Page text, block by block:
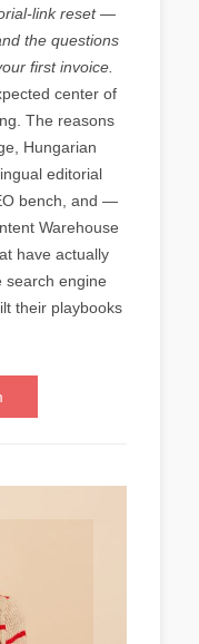
link reset —
the questions
first invoice.
center of
The reasons
Hungarian
editorial
bench, and —
Warehouse
have actually
search engine
their playbooks